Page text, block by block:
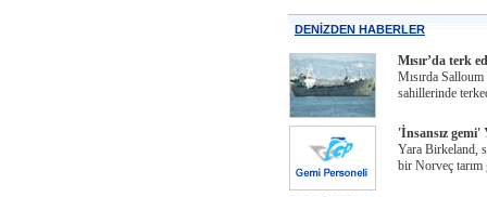
DENİZDEN HABERLER
Mısır’da terk
Mısırda
sahillerinde
'İnsansız
Yara Birkeland,
bir Norveç